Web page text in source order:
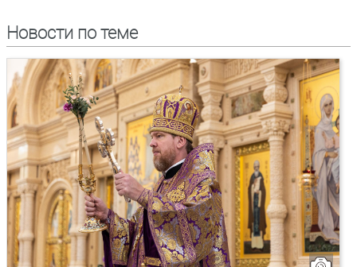
Новости по теме